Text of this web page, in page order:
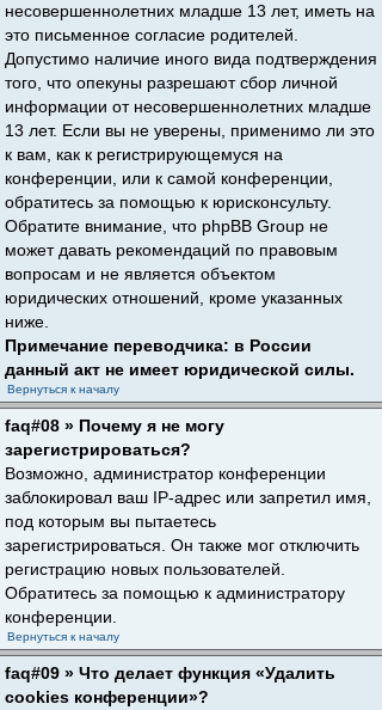
несовершеннолетних младше 13 лет, иметь на
это письменное согласие родителей.
Допустимо наличие иного вида подтверждения
того, что опекуны разрешают сбор личной
информации от несовершеннолетних младше
13 лет. Если вы не уверены, применимо ли это
к вам, как к регистрирующемуся на
конференции, или к самой конференции,
обратитесь за помощью к юрисконсульту.
Обратите внимание, что phpBB Group не
может давать рекомендаций по правовым
вопросам и не является объектом
юридических отношений, кроме указанных
ниже.
Примечание переводчика: в России
данный акт не имеет юридической силы.
Вернуться к началу
faq#08 » Почему я не могу
зарегистрироваться?
Возможно, администратор конференции
заблокировал ваш IP-адрес или запретил имя,
под которым вы пытаетесь
зарегистрироваться. Он также мог отключить
регистрацию новых пользователей.
Обратитесь за помощью к администратору
конференции.
Вернуться к началу
faq#09 » Что делает функция «Удалить
cookies конференции»?